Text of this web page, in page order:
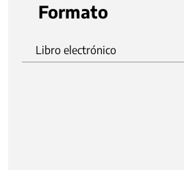
Formato
Libro electrónico